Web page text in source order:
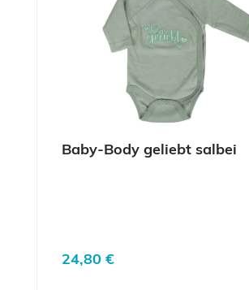
Baby-Body geliebt salbei
Regulärer Preis:
24,80 €